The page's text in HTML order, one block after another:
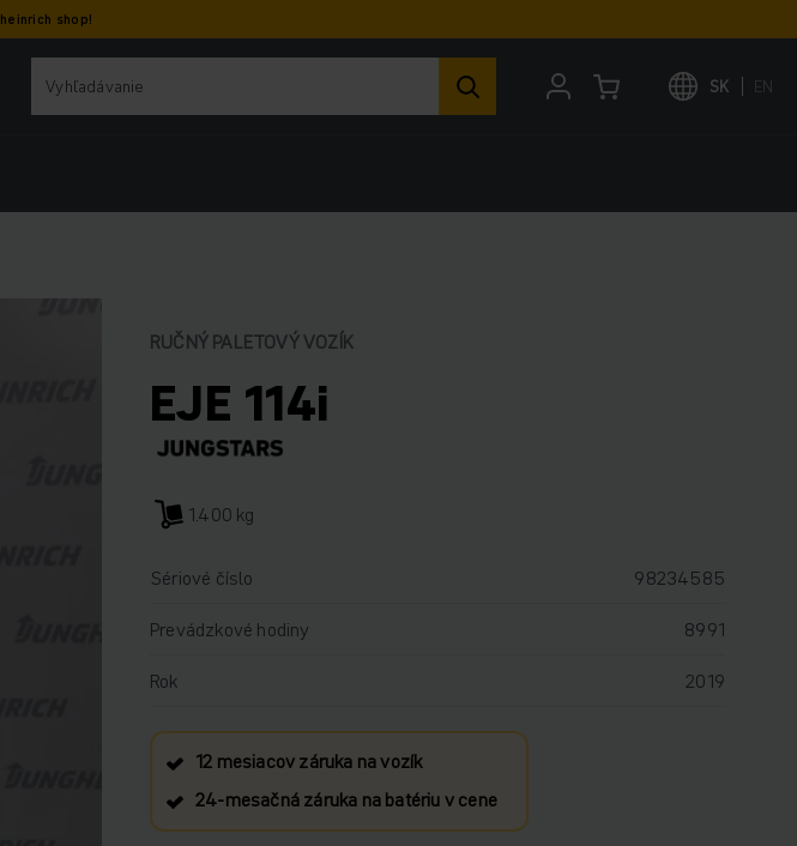
shop!
SK EN
RUČNÝ PALETOVÝ VOZÍK
EJE 114i
1.400 kg
Sériové číslo
98234585
Prevádzkové hodiny
8991
Rok
2019
12 mesiacov záruka na vozík
24‑mesačná záruka na batériu v cene